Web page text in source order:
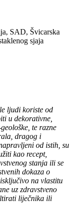
SAD, Švicarska
sjaja
ljudi koriste od
u dekorativne,
te razne
dragog i
od istih, su
kao recept,
stanja ili se
dokaza o
na vlastitu
uz zdravstveno
liječnika ili